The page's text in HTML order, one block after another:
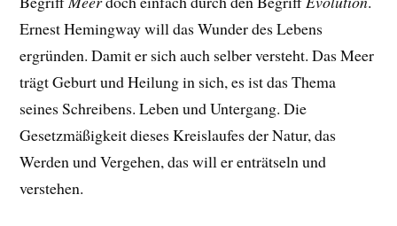
Ernest Hemingway will das Wunder des Lebens
ergründen. Damit er sich auch selber versteht. Das Meer
trägt Geburt und Heilung in sich, es ist das Thema
seines Schreibens. Leben und Untergang. Die
Gesetzmäßigkeit dieses Kreislaufes der Natur, das
Werden und Vergehen, das will er enträtseln und
verstehen.